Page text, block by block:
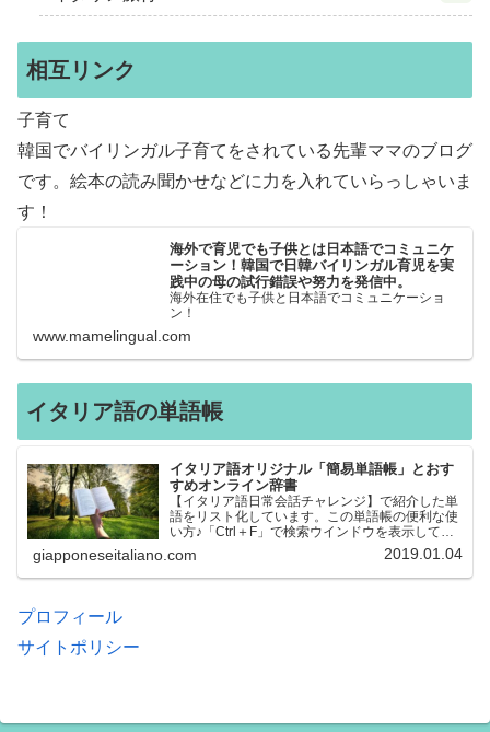
相互リンク
子育て
韓国でバイリンガル子育てをされている先輩ママのブログ
です。絵本の読み聞かせなどに力を入れていらっしゃいま
す！
海外で育児でも子供とは日本語でコミュニケ
ーション！韓国で日韓バイリンガル育児を実
践中の母の試行錯誤や努力を発信中。
海外在住でも子供と日本語でコミュニケーショ
ン！
www.mamelingual.com
イタリア語の単語帳
イタリア語オリジナル「簡易単語帳」とおす
すめオンライン辞書
【イタリア語日常会話チャレンジ】で紹介した単
語をリスト化しています。この単語帳の便利な使
い方♪「Ctrl＋F」で検索ウインドウを表示して、
知りたい単語を探すことができます。イタリア語
→日本語、日本語→イタリア語 どちらでも検索
できるので、良…
giapponeseitaliano.com 2019.01.04
プロフィール
サイトポリシー